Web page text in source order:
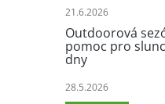
21.6.2026
Outdoorová
pomoc pro
dny
28.5.2026